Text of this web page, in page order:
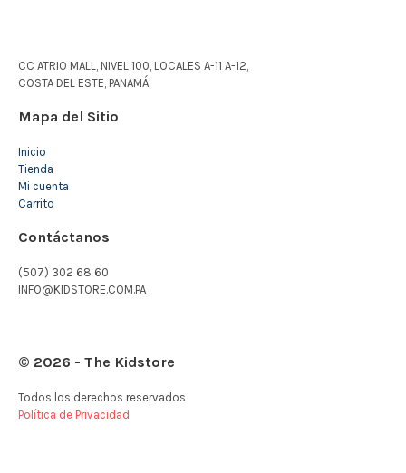
CC ATRIO MALL, NIVEL 100, LOCALES A-11 A-12,
COSTA DEL ESTE, PANAMÁ.
Mapa del Sitio
Inicio
Tienda
Mi cuenta
Carrito
Contáctanos
(507) 302 68 60
INFO@KIDSTORE.COM.PA
© 2026 - The Kidstore
Todos los derechos reservados
Política de Privacidad